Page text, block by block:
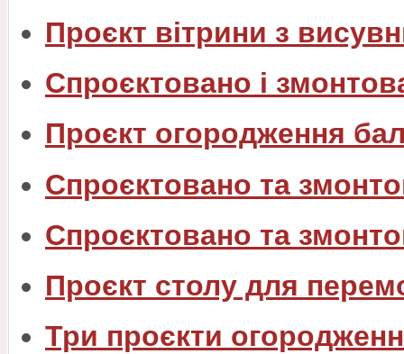
Проєкт вітрини з
Спроєктовано і
Проєкт огородження
Спроєктовано та
Спроєктовано та
Проєкт столу для
Три проєкти